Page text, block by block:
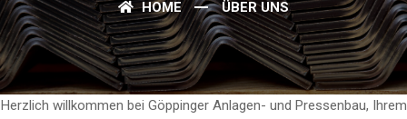
HOME ÜBER UNS
Herzlich willkommen bei Göppinger Anlagen- und Pressenbau, Ihrem